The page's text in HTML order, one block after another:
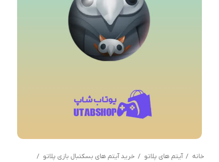
خانه آیتم های پلاتو
خرید آیتم های بسکتبال بازی پلاتو